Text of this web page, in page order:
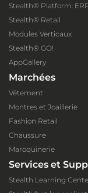
Stealth® Platform:
Stealth® Retail
Modules Verticaux
Stealth® GO!
AppGallery
Marchées
Vêtement
Montres et Joaillerie
Fashion Retail
Chaussure
Maroquinerie
Services et
Stealth Learning